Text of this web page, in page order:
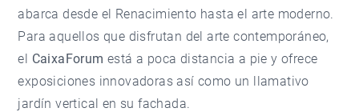
abarca desde el Renacimiento hasta el arte moderno.
Para aquellos que disfrutan del arte contemporáneo,
el CaixaForum está a poca distancia a pie y ofrece
exposiciones innovadoras así como un llamativo
jardín vertical en su fachada.